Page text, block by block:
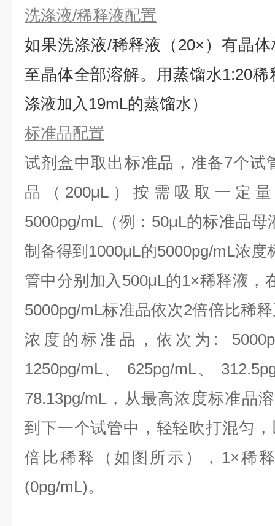
洗涤液/稀释液配置
如果洗涤液/稀释液（20×）有晶
⾄晶体全部溶解。用蒸馏水1:20
涤液加入19mL的蒸馏水）
标准品配置
试剂盒中取出标准品，准备7个试
品（200μL）按需吸取一定
5000pg/mL（例：50μL的标准品
制备得到1000μL的5000pg/mL浓
管中分别加入500μL的1×稀释液，
5000pg/mL标准品依次2倍倍比稀
浓度的标准品，依次为:
1250pg/mL、 625pg/mL、
78.13pg/mL， 从最高浓度标准品
到下一个试管中，轻轻吹打混匀
倍比稀释（如图所示），1×稀
(0pg/mL)。